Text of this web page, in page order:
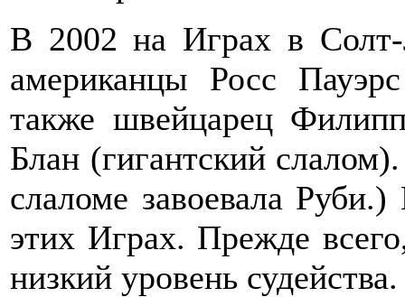
В 2002 на Играх в Солт-
американцы Росс
также швейцарец
Блан (гигантский
слаломе завоевала
этих Играх. Прежде
низкий уровень судейства.